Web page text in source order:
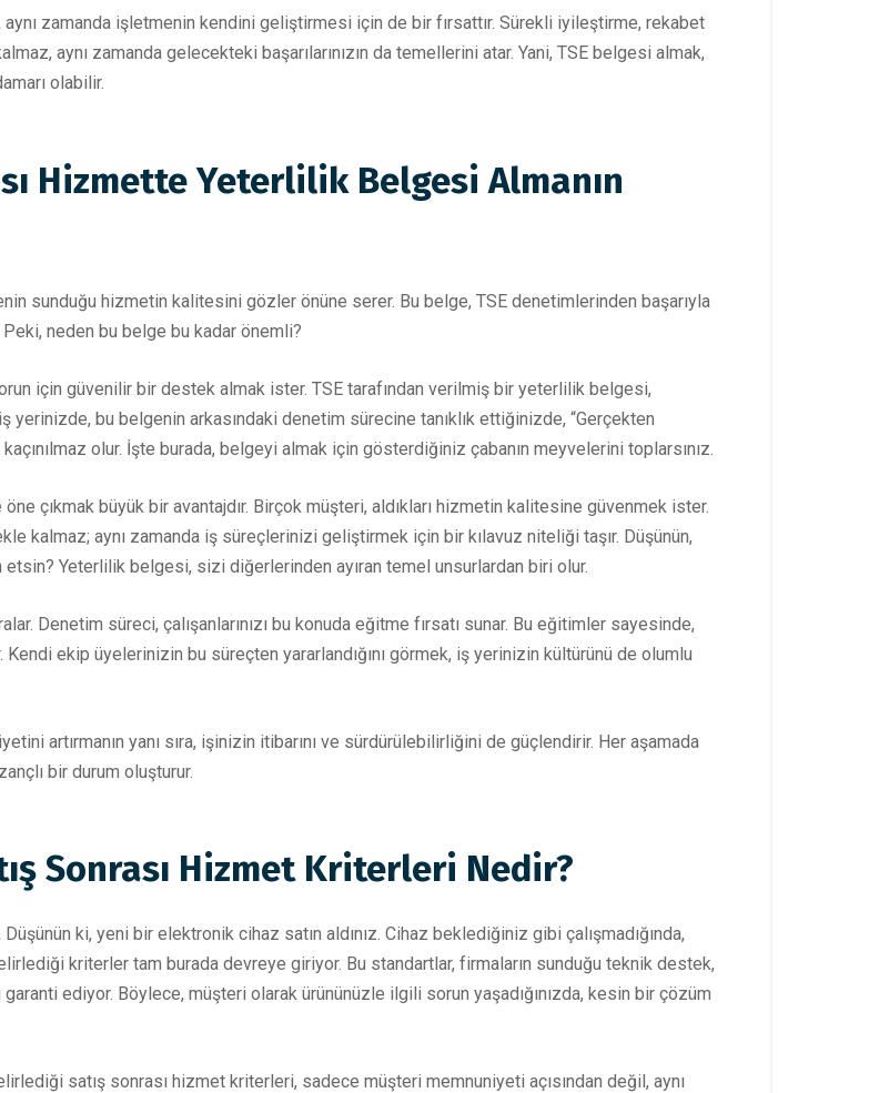
zamanda işletmenin kendini geliştirmesi için de bir fırsattır. Sürekli iyileştirme, rekabet
aynı zamanda gelecekteki başarılarınızın da temellerini atar. Yani, TSE belgesi almak,
olabilir.
Hizmette Yeterlilik Belgesi Almanın
sunduğu hizmetin kalitesini gözler önüne serer. Bu belge, TSE denetimlerinden başarıyla
neden bu belge bu kadar önemli?
için güvenilir bir destek almak ister. TSE tarafından verilmiş bir yeterlilik belgesi,
yerinizde, bu belgenin arkasındaki denetim sürecine tanıklık ettiğinizde, “Gerçekten
olur. İşte burada, belgeyi almak için gösterdiğiniz çabanın meyvelerini toplarsınız.
çıkmak büyük bir avantajdır. Birçok müşteri, aldıkları hizmetin kalitesine güvenmek ister.
kalmaz; aynı zamanda iş süreçlerinizi geliştirmek için bir kılavuz niteliği taşır. Düşünün,
Yeterlilik belgesi, sizi diğerlerinden ayıran temel unsurlardan biri olur.
Denetim süreci, çalışanlarınızı bu konuda eğitme fırsatı sunar. Bu eğitimler sayesinde,
ekip üyelerinizin bu süreçten yararlandığını görmek, iş yerinizin kültürünü de olumlu
artırmanın yanı sıra, işinizin itibarını ve sürdürülebilirliğini de güçlendirir. Her aşamada
bir durum oluşturur.
Sonrası Hizmet Kriterleri Nedir?
Düşünün ki, yeni bir elektronik cihaz satın aldınız. Cihaz beklediğiniz gibi çalışmadığında,
kriterler tam burada devreye giriyor. Bu standartlar, firmaların sunduğu teknik destek,
ediyor. Böylece, müşteri olarak ürününüzle ilgili sorun yaşadığınızda, kesin bir çözüm
satış sonrası hizmet kriterleri, sadece müşteri memnuniyeti açısından değil, aynı